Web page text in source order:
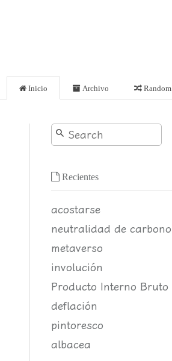
Inicio Archivo Random
Recientes
acostarse
neutralidad de carbono
metaverso
involución
Producto Interno Bruto
deflación
pintoresco
albacea